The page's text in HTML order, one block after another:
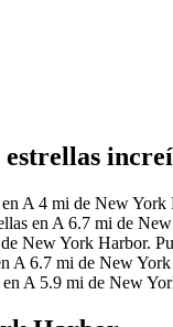
A 4 mi de New York
en A 6.7 mi de
New York Harbor.
A 6.7 mi de New
A 5.9 mi de New